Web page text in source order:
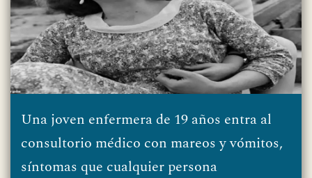
Una joven enfermera de 19 años entra al
consultorio médico con mareos y vómitos,
síntomas que cualquier persona